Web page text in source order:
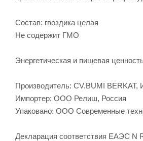
Состав: гвоздика целая
Не содержит ГМО
Энергетическая и пищевая
Производитель: CV.BUMI BERKAT,
Импортер: ООО Релиш, Россия
Упаковано: ООО Современные
Декларация соответствия ЕАЭС N